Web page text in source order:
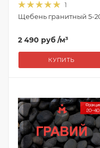
1
Щебень гранитный 5-
2 490 руб /м³
КУПИТЬ